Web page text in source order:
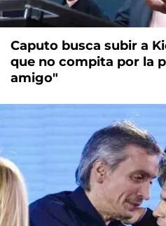
Caputo busca subir a
que no compita por la
amigo"